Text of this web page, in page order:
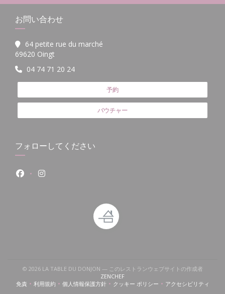
ンドウで開きます))
ウィンドウで開きます))
お問い合わせ
64 petite rue du marché
69620 Oingt
04 74 71 20 24
予約
バウチャー
フォローしてください
Facebook ((新しいウィンドウで開きます))
Instagram ((新しいウィンドウで開きます))
© 2026 LA TABLE DU DONJON — このレストランウェブサイトの作成者
ZENCHEF((新しいウィンドウで開きます))
免責((新しいウィンドウで開きます))
利用規約((新しいウィンドウで開きます))
個人情報保護方針((新しいウィンドウで開きます))
クッキー ポリシー((新しいウィンドウで開きます))
アクセシビリティ
((新しいウィン